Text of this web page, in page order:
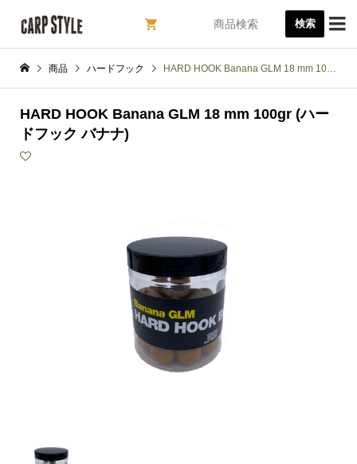
検索 
商品 ハードフック HARD HOOK Banana GLM 18 mm 100gr (ハードフック バナナ)
HARD HOOK Banana GLM 18 mm 100gr (ハー
ドフック バナナ)